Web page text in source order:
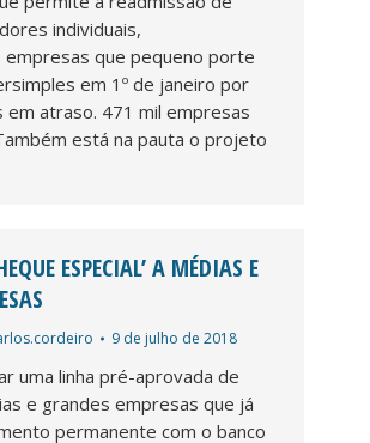
individuais,
que pequeno porte
em 1º de janeiro por
atraso. 471 mil empresas
está na pauta o projeto
ESPECIAL’ A MÉDIAS E
9 de julho de 2018
uma linha pré-aprovada de
e grandes empresas que já
permanente com o banco